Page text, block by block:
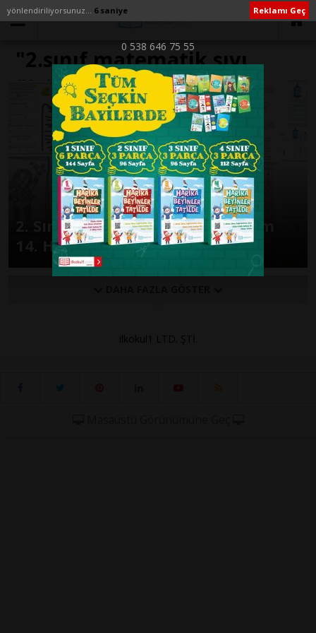
yönlendiriliyorsunuz... 6 saniye Reklamı Geç
0 538 646 75 55
"2.sınıf matematik sıvı
ölçüleri etkinlikleri" ile
İlişikli yazılar
2. Sınıf Günlük Ödevler 1. Dönem
14. Hafta